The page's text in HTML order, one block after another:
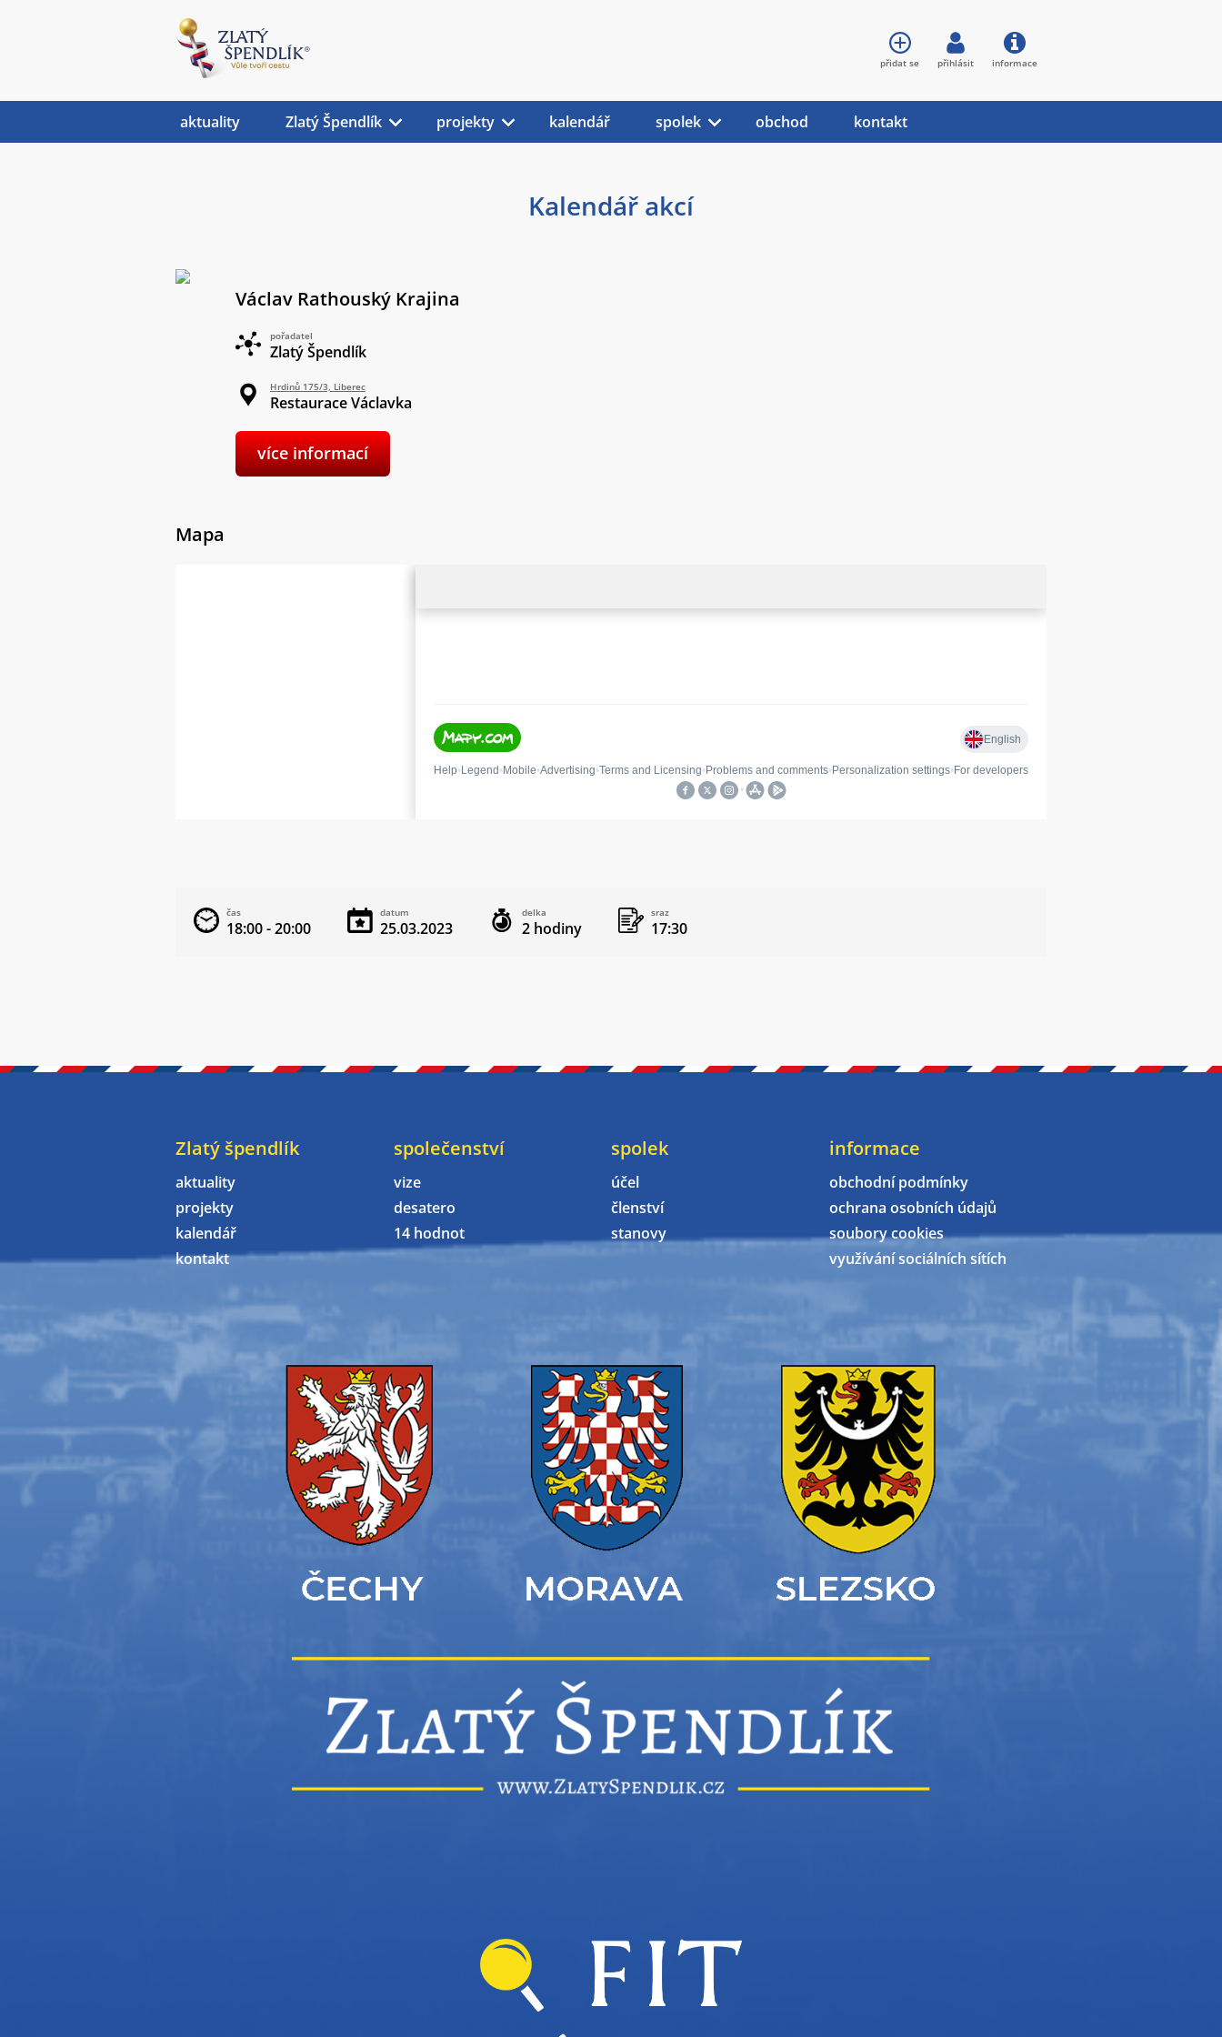
Kalendář akcí
Václav Rathouský Krajina
pořadatel
Zlatý Špendlík
Hrdinů 175/3, Liberec
Restaurace Václavka
více informací
Mapa
čas
18:00 - 20:00
datum
25.03.2023
delka
2 hodiny
sraz
17:30
aktuality Zlatý Špendlík projekty kalendář spolek obchod kontakt
přidat se přihlásit informace
Zlatý špendlík
aktuality
projekty
kalendář
kontakt
společenství
vize
desatero
14 hodnot
spolek
účel
členství
stanovy
informace
obchodní podmínky
ochrana osobních údajů
soubory cookies
využívání sociálních sítích